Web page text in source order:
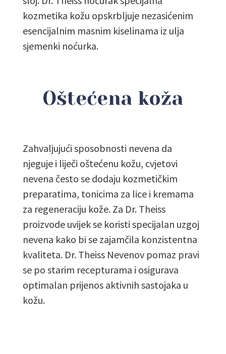
kozmetika kožu opskrbljuje nezasićenim
esencijalnim masnim kiselinama iz ulja
sjemenki noćurka.
Oštećena koža
Zahvaljujući sposobnosti nevena da
njeguje i liječi oštećenu kožu, cvjetovi
nevena često se dodaju kozmetičkim
preparatima, tonicima za lice i kremama
za regeneraciju kože. Za Dr. Theiss
proizvode uvijek se koristi specijalan uzgoj
nevena kako bi se zajamčila konzistentna
kvaliteta.Dr. Theiss Nevenov pomaz pravi
se po starim recepturama i osigurava
optimalan prijenos aktivnih sastojaka u
kožu.